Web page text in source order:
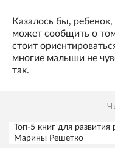
Казалось бы,
может сообщить о
стоит
многие малыши не
так.
Топ-5 книг для развития
Марины Решетко